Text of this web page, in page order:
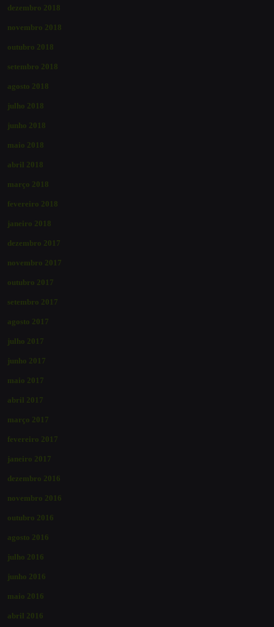
dezembro 2018
novembro 2018
outubro 2018
setembro 2018
agosto 2018
julho 2018
junho 2018
maio 2018
abril 2018
março 2018
fevereiro 2018
janeiro 2018
dezembro 2017
novembro 2017
outubro 2017
setembro 2017
agosto 2017
julho 2017
junho 2017
maio 2017
abril 2017
março 2017
fevereiro 2017
janeiro 2017
dezembro 2016
novembro 2016
outubro 2016
agosto 2016
julho 2016
junho 2016
maio 2016
abril 2016